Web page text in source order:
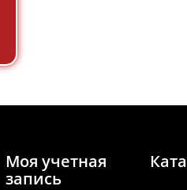
Моя учетная
запись